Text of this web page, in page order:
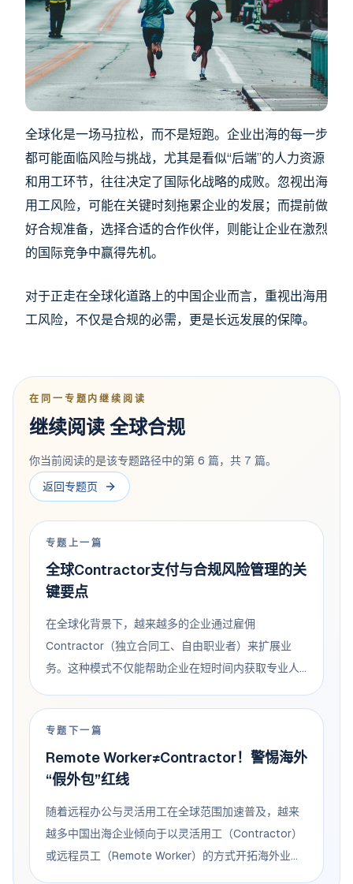
全球化是一场马拉松，而不是短跑。企业出海的每一步
都可能面临风险与挑战，尤其是看似“后端”的人力资源
和用工环节，往往决定了国际化战略的成败。忽视出海
用工风险，可能在关键时刻拖累企业的发展；而提前做
好合规准备，选择合适的合作伙伴，则能让企业在激烈
的国际竞争中赢得先机。
对于正走在全球化道路上的中国企业而言，重视出海用
工风险，不仅是合规的必需，更是长远发展的保障。
在同一专题内继续阅读
继续阅读 全球合规
你当前阅读的是该专题路径中的第 6 篇，共 7 篇。
返回专题页
专题上一篇
全球Contractor支付与合规风险管理的关
键要点
在全球化背景下，越来越多的企业通过雇佣
Contractor（独立合同工、自由职业者）来扩展业
务。这种模式不仅能帮助企业在短时间内获取专业人
当企业跨越国界与不同国家的 Contractor 合作时，
支付与合规问题便成为绕不开的挑战。如果企业缺乏
系统化的管理方案，就可能在成本控制、员工满意度
以及合规风险方面遇到严重障碍。 跨境支付的复杂性
专题下一篇
Remote Worker≠Contractor！警惕海外
“假外包”红线
随着远程办公与灵活用工在全球范围加速普及，越来
越多中国出海企业倾向于以灵活用工（Contractor）
或远程员工（Remote Worker）的方式开拓海外业